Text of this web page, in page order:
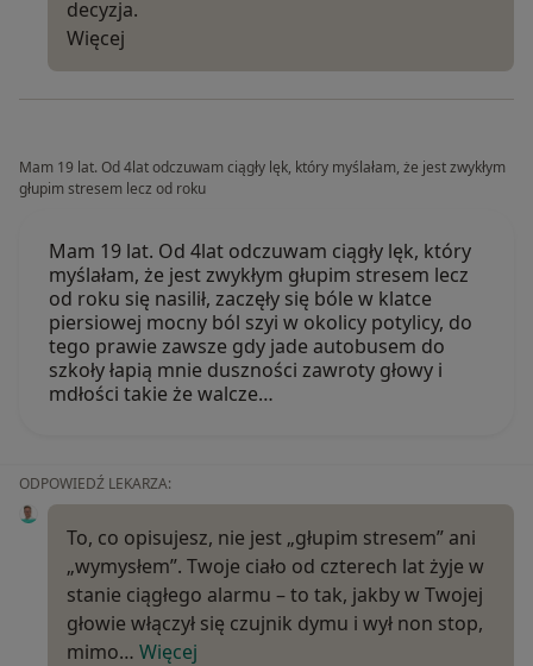
decyzja.
Więcej
Mam 19 lat. Od 4lat odczuwam ciągły lęk, który myślałam, że jest zwykłym
głupim stresem lecz od roku
Mam 19 lat. Od 4lat odczuwam ciągły lęk, który
myślałam, że jest zwykłym głupim stresem lecz
od roku się nasilił, zaczęły się bóle w klatce
piersiowej mocny ból szyi w okolicy potylicy, do
tego prawie zawsze gdy jade autobusem do
szkoły łapią mnie duszności zawroty głowy i
mdłości takie że walcze…
ODPOWIEDŹ LEKARZA:
To, co opisujesz, nie jest „głupim stresem” ani
„wymysłem”. Twoje ciało od czterech lat żyje w
stanie ciągłego alarmu – to tak, jakby w Twojej
głowie włączył się czujnik dymu i wył non stop,
mimo… Więcej